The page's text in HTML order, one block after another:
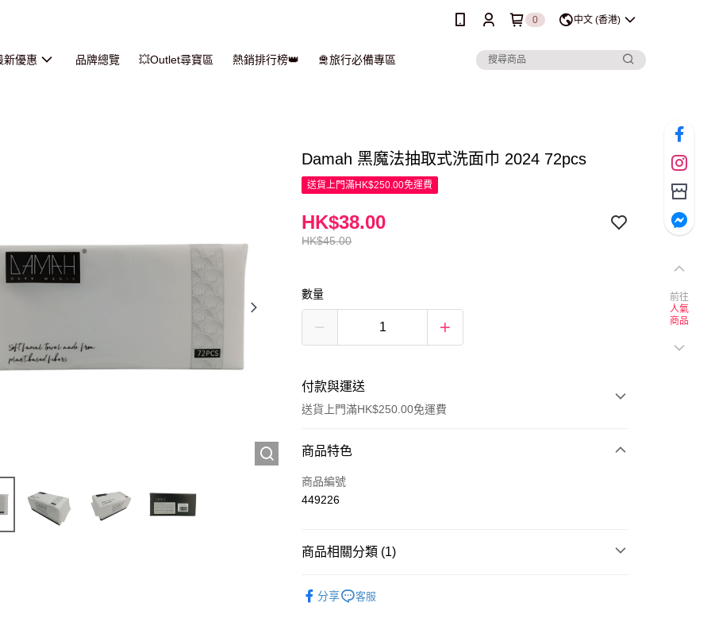
0 中文 (香港)
新優惠 品牌總覽 💥Outlet尋寶區 熱銷排行榜👑 🛅旅行必備專區
Damah 黑魔法抽取式洗面巾 2024 72pcs
送貨上門滿HK$250.00免運費
HK$45.00
HK$38.00
數量
付款與運送
送貨上門滿HK$250.00免運費
付款方式
信用卡
商品特色
商品編號
449226
商品相關分類 (1)
分享
客服
前往
人氣
商品